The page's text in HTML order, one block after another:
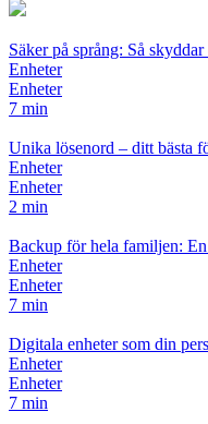
Säker på språng: Så
Enheter
Enheter
7 min
Unika lösenord – ditt bästa
Enheter
Enheter
2 min
Backup för hela familjen:
Enheter
Enheter
7 min
Digitala enheter som din
Enheter
Enheter
7 min